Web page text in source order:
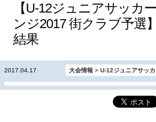
【U-12ジュニアサッカ
ンジ2017 街クラブ予選
結果
2017.04.17 大会情報 > U-12ジュニアサッ